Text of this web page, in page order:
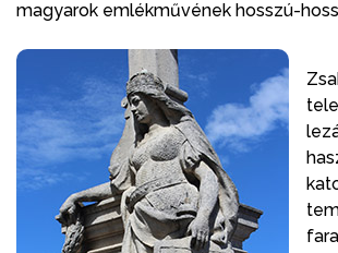
magyarok emlékművének hosszú-